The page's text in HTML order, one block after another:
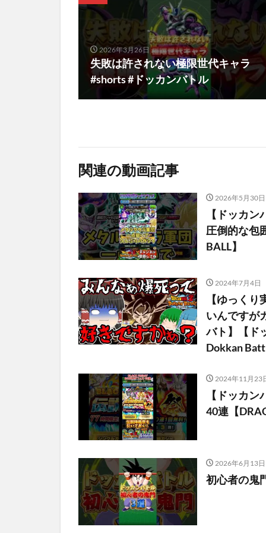
2026年3月26日
失敗は許されない極限世代キャラ
#shorts #ドッカンバトル
関連の動画記事
2026年5月30日
【ドッカ
圧倒的な包
BALL】
2024年7月4日
【ゆっく
いんですが
バト】【ド
Dokkan
2024年11月23
【ドッカ
40連【
2026年6月13日
初心者の鬼